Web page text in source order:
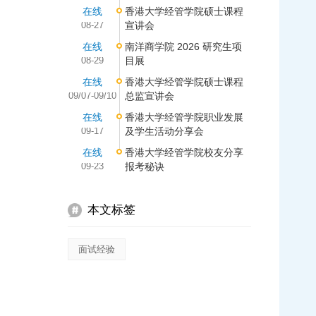
在线
08-27
香港大学经管学院硕士课程
宣讲会
在线
08-29
南洋商学院 2026 研究生项
目展
在线
09/07-09/10
香港大学经管学院硕士课程
总监宣讲会
在线
09-17
香港大学经管学院职业发展
及学生活动分享会
在线
09-23
香港大学经管学院校友分享
报考秘诀
本文标签
面试经验